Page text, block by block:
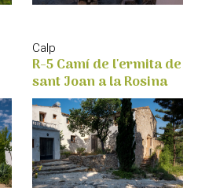
Calp
R-5 Camí de l'ermita de
sant Joan a la Rosina